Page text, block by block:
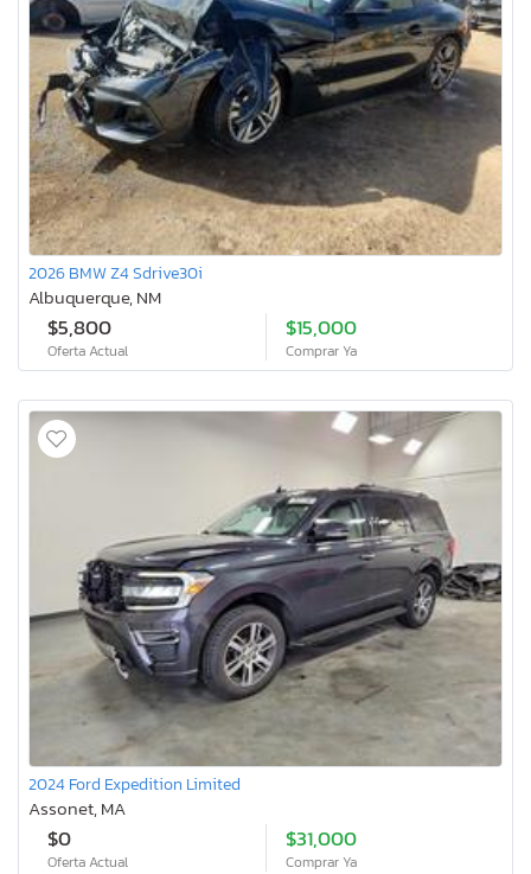
2026 BMW Z4 Sdrive30i
Albuquerque, NM
$5,800
Oferta Actual
$15,000
Comprar Ya
2024 Ford Expedition Limited
Assonet, MA
$0
Oferta Actual
$31,000
Comprar Ya